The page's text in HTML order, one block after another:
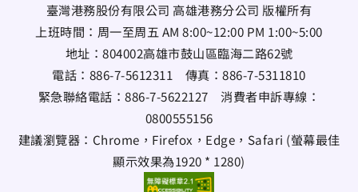
臺灣港務股份有限公司 高雄港務分公司 版權所有
上班時間：周一至周五 AM 8:00~12:00 PM 1:00~5:00
地址： 804002高雄市鼓山區臨海二路62號
電話： 886-7-5612311 傳真：886-7-5311810
緊急聯絡電話：886-7-5622127消費者申訴專線：
0800555156
建議瀏覽器：Chrome，Firefox，Edge，Safari (螢幕最佳
顯示效果為1920 * 1280)